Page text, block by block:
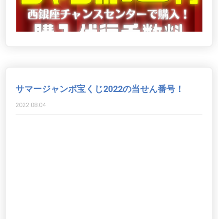
サマージャンボ宝くじ2022の当せん番号！
2022.08.04